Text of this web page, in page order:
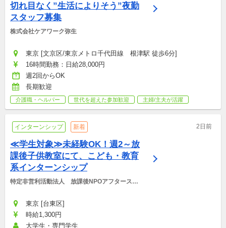
切れ目なく”生活によりそう”夜勤
スタッフ募集
株式会社ケアワーク弥生
東京 [文京区/東京メトロ千代田線　根津駅 徒歩6分]
16時間勤務：日給28,000円
週2回からOK
長期歓迎
介護職・ヘルパー 世代を超えた参加歓迎 主婦/主夫が活躍
インターンシップ 新着 2日前
≪学生対象≫未経験OK！週2～放
課後子供教室にて、こども・教育
系インターンシップ
特定非営利活動法人　放課後NPOアフタースク
東京 [台東区]
時給1,300円
大学生・専門学生